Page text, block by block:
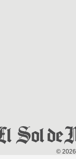
© 2026